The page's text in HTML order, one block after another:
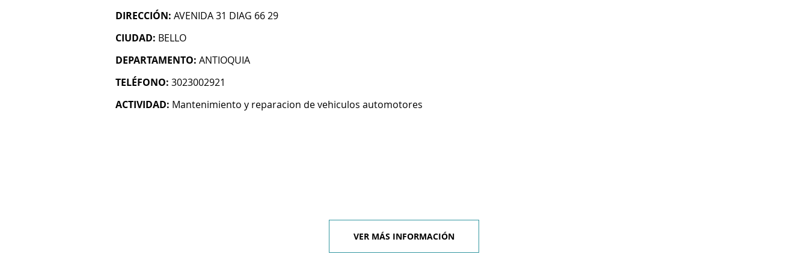
DIRECCIÓN: AVENIDA 31 DIAG 66 29
CIUDAD: BELLO
DEPARTAMENTO: ANTIOQUIA
TELÉFONO: 3023002921
ACTIVIDAD: Mantenimiento y reparacion de vehiculos automotores
VER MÁS INFORMACIÓN